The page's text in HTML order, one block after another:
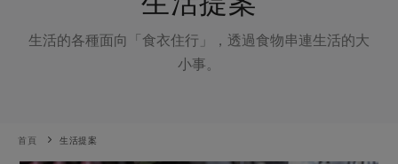
一籃菜 當令水果
蕈菇類
奶蛋豆・五穀
食材
肉食
特別企畫
防災用品預購圓滿結束
觀點文章
關於合作社
生活的各種面向「食衣住行」，透過食物串連生活的大
小事。
首頁 生活提案